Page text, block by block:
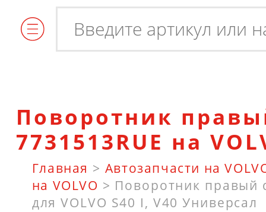
Поворотник
7731513RUE на
Главная > Автозапчасти на
на VOLVO > Поворотник правый
для VOLVO S40 I, V40 Универсал